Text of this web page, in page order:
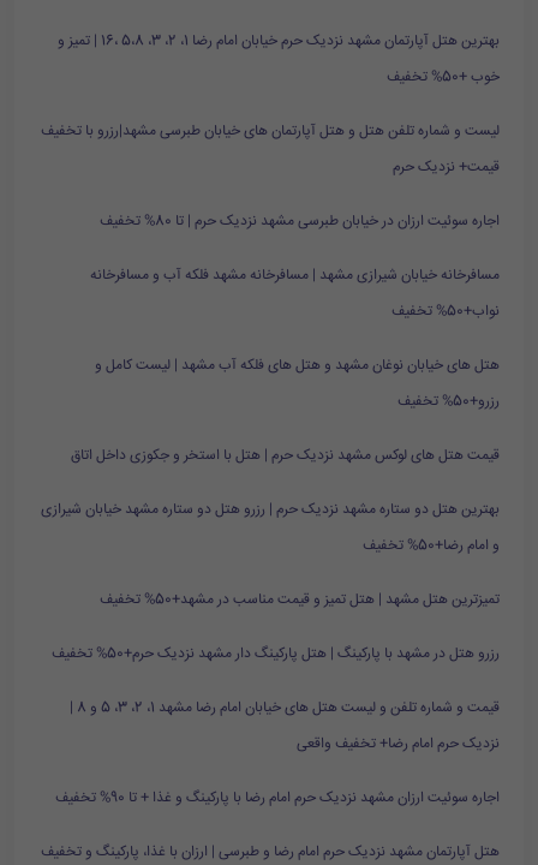
بهترین هتل آپارتمان مشهد نزدیک حرم خیابان امام رضا 1، 2، 3، 5،8 ،16 | تمیز و
خوب +50% تخفیف
لیست و شماره تلفن هتل و هتل آپارتمان های خیابان طبرسی مشهد|رزرو با تخفیف
قیمت+ نزدیک حرم
اجاره سوئیت ارزان در خیابان طبرسی مشهد نزدیک حرم | تا 80% تخفیف
مسافرخانه خیابان شیرازی مشهد | مسافرخانه مشهد فلکه آب و مسافرخانه
نواب+50% تخفیف
هتل های خیابان نوغان مشهد و هتل های فلکه آب مشهد | لیست کامل و
رزرو+50% تخفیف
قیمت هتل های لوکس مشهد نزدیک حرم | هتل با استخر و جکوزی داخل اتاق
بهترین هتل دو ستاره مشهد نزدیک حرم | رزرو هتل دو ستاره مشهد خیابان شیرازی
و امام رضا+50% تخفیف
تمیزترین هتل مشهد | هتل تمیز و قیمت مناسب در مشهد+50% تخفیف
رزرو هتل در مشهد با پارکینگ | هتل پارکینگ دار مشهد نزدیک حرم+50% تخفیف
قیمت و شماره تلفن و لیست هتل های خیابان امام رضا مشهد 1، 2، 3، 5 و 8 |
نزدیک حرم امام رضا+ تخفیف واقعی
اجاره سوئیت ارزان مشهد نزدیک حرم امام رضا با پارکینگ و غذا + تا 90% تخفیف
هتل آپارتمان مشهد نزدیک حرم امام رضا و طبرسی | ارزان با غذا، پارکینگ و تخفیف